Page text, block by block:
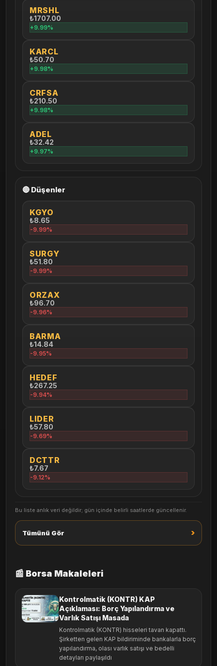
MRSHL
₺1707.00
+9.99%
KARCL
₺50.70
+9.98%
CRFSA
₺210.50
+9.98%
ADEL
₺32.42
+9.97%
🔴 Düşenler
KGYO
₺8.65
-9.99%
SURGY
₺51.80
-9.99%
ORZAX
₺96.70
-9.96%
BARMA
₺14.84
-9.95%
HEDEF
₺267.25
-9.94%
LIDER
₺57.80
-9.69%
DCTTR
₺7.67
-9.12%
Bu liste anlık veri değildir; gün içinde belirli saatlerde güncellenir.
Tümünü Gör ›
📰 Borsa Makaleleri
Kontrolmatik (KONTR) KAP
Açıklaması: Borç Yapılandırma ve
Varlık Satışı Masada
Kontrolmatik (KONTR) hisseleri tavan kapattı.
Şirketten gelen KAP bildiriminde bankalarla borç
yapılandırma, olası varlık satışı ve bedelli
detayları paylaşıldı